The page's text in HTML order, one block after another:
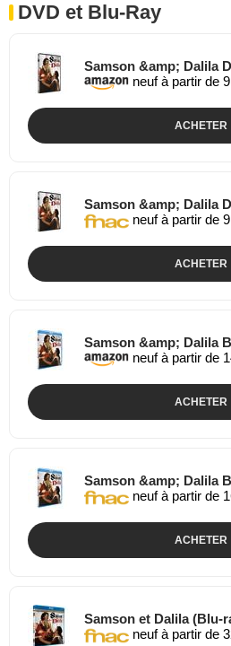
DVD et Blu-Ray
Samson &amp; Dalila
neuf à partir de
ACHETER
Samson &amp; Dalila
neuf à partir de
ACHETER
Samson &amp; Dalila
neuf à partir de
ACHETER
Samson &amp; Dalila
neuf à partir de
ACHETER
Samson et Dalila (Blu-
neuf à partir de